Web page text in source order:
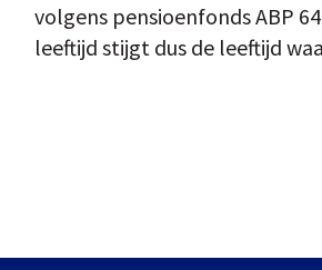
volgens pensioenfonds ABP
leeftijd stijgt dus de leeftijd